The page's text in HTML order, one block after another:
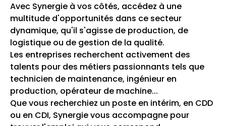
Avec Synergie à vos côtés, accédez à une
multitude d'opportunités dans ce secteur
dynamique, qu'il s'agisse de production, de
logistique ou de gestion de la qualité.
Les entreprises recherchent activement des
talents pour des métiers passionnants tels que
technicien de maintenance, ingénieur en
production, opérateur de machine...
Que vous recherchiez un poste en intérim, en CDD
ou en CDI, Synergie vous accompagne pour